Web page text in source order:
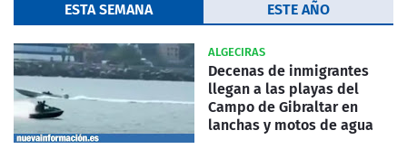
ESTA SEMANA ESTE AÑO
ALGECIRAS
Decenas de inmigrantes
llegan a las playas del
Campo de Gibraltar en
lanchas y motos de agua